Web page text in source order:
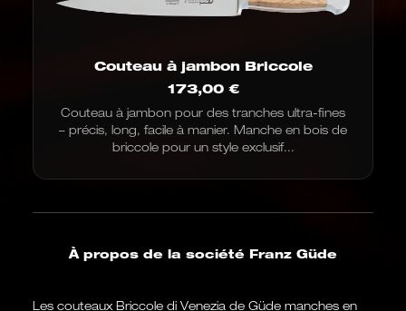
Couteau à jambon Briccole
173,00 €
Couteau à jambon pour des tranches ultra-fines
– précis, long, facile à manier. Manche en bois de
briccole pour un style exclusif...
À propos de la société Franz Güde
Les couteaux Briccole di Venezia de Güde manches en